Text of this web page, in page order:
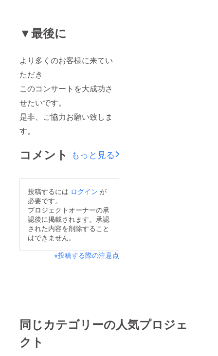
▼最後に
より多くのお客様に来てい
ただき
このコンサートを大成功さ
せたいです。
是非、ご協力お願い致しま
す。
コメント もっと見る
投稿するには ログイン が
必要です。
プロジェクトオーナーの承
認後に掲載されます。承認
された内容を削除すること
はできません。
※投稿する際の注意点
同じカテゴリーの人気プロジェ
クト